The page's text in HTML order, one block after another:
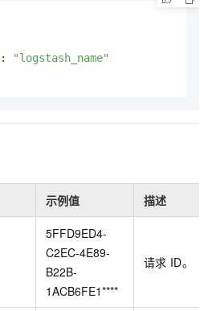
:
"logstash_name"
示例值 描述
5FFD9ED4-
C2EC-4E89-
B22B-
1ACB6FE1****
请求 ID。